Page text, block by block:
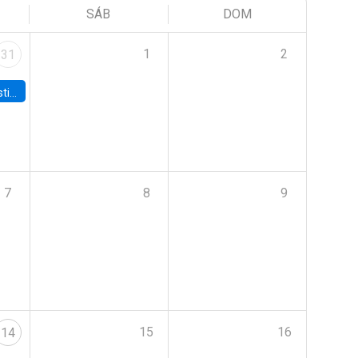
SÁB DOM
31 1 2
7 8 9
14 15 16